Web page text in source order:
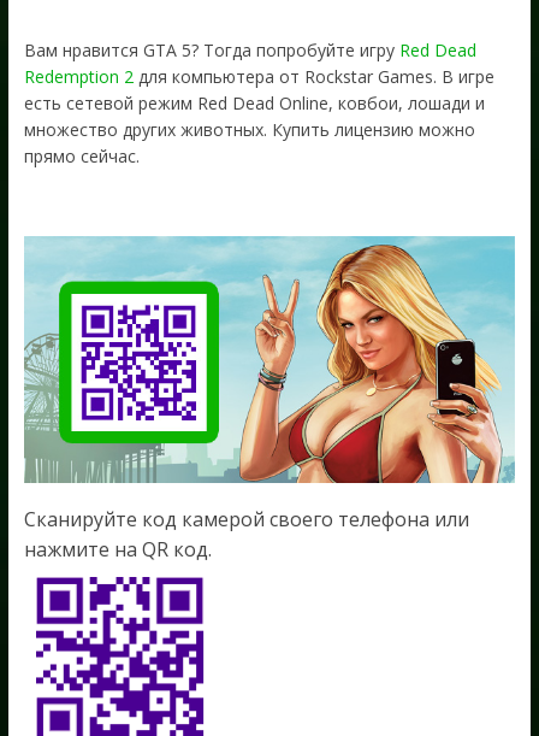
Вам нравится GTA 5? Тогда попробуйте игру Red Dead
Redemption 2для компьютера от Rockstar Games. В игре
есть сетевой режим Red Dead Online, ковбои, лошади и
множество других животных. Купить лицензию можно
прямо сейчас.
Сканируйте код камерой своего телефона или
нажмите на QR код.